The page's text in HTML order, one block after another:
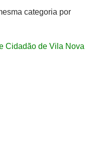
categoria por
Cidadão de Vila Nova